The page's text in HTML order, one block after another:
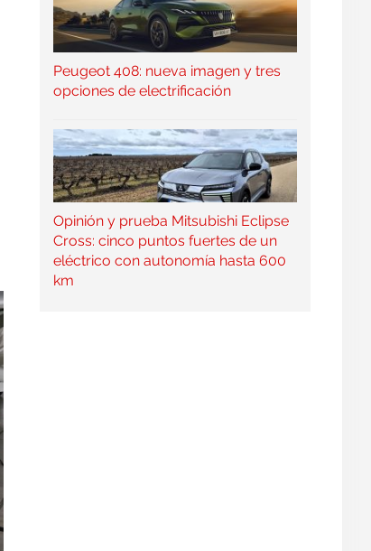
Peugeot 408: nueva imagen y tres
opciones de electrificación
Opinión y prueba Mitsubishi Eclipse
Cross: cinco puntos fuertes de un
eléctrico con autonomía hasta 600
km